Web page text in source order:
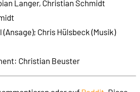
Langer, Christian Schmidt
Chris Hülsbeck (Musik)
Christian Beuster